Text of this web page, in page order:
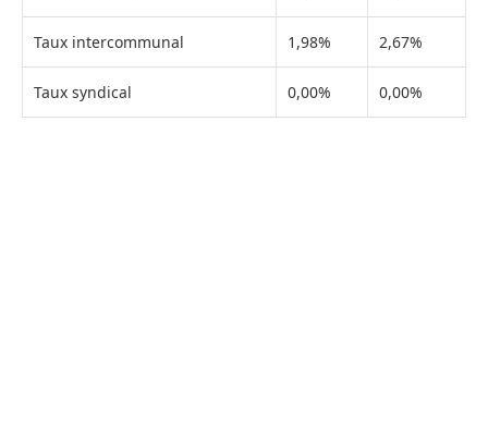
Taux intercommunal 1,98% 2,67%
Taux syndical 0,00% 0,00%